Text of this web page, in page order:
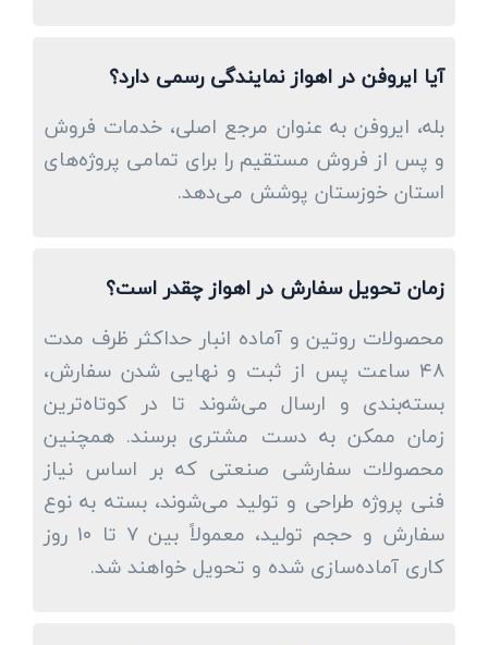
آیا ایروفن در اهواز نمایندگی رسمی دارد؟
بله، ایروفن به عنوان مرجع اصلی، خدمات فروش
و پس از فروش مستقیم را برای تمامی پروژه‌های
استان خوزستان پوشش می‌دهد.
زمان تحویل سفارش در اهواز چقدر است؟
محصولات روتین و آماده انبار حداکثر ظرف مدت
۴۸ ساعت پس از ثبت و نهایی شدن سفارش،
بسته‌بندی و ارسال می‌شوند تا در کوتاه‌ترین
زمان ممکن به دست مشتری برسند. همچنین
محصولات سفارشی صنعتی که بر اساس نیاز
فنی پروژه طراحی و تولید می‌شوند، بسته به نوع
سفارش و حجم تولید، معمولاً بین ۷ تا ۱۰ روز
کاری آماده‌سازی شده و تحویل خواهند شد.